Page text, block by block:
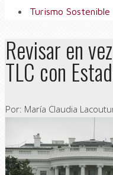
Turismo Sostenible
Revisar en
TLC con
Por: María Claudia